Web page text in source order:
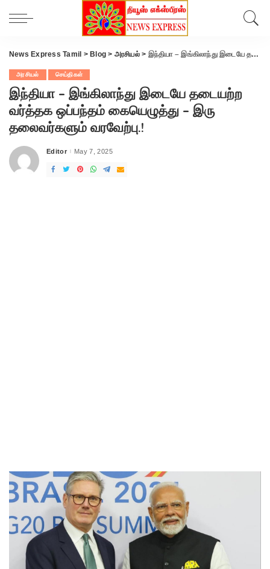
News Express Tamil > Blog > அரசியல்> இந்தியா – இங்கிலாந்து இடையே தடையற்ற வர்த்தக ஒப்பந்தம் கையெழுத்து – இரு தலைவர்களும் வரவேற்பு.!
அரசியல் செய்திகள்
இந்தியா – இங்கிலாந்து இடையே தடையற்ற
வர்த்தக ஒப்பந்தம் கையெழுத்து – இரு
தலைவர்களும் வரவேற்பு.!
Posted
Editor May 7, 2025